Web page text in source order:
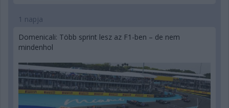
1 napja
Domenicali: Több sprint lesz az F1-ben – de nem
mindenhol